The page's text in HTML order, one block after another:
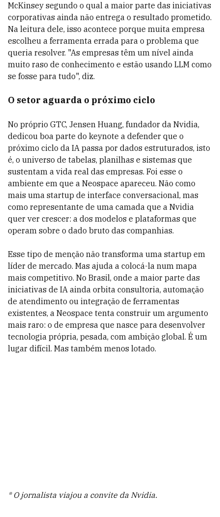
McKinsey segundo o qual a maior parte das iniciativas
corporativas ainda não entrega o resultado prometido.
Na leitura dele, isso acontece porque muita empresa
escolheu a ferramenta errada para o problema que
queria resolver. "As empresas têm um nível ainda
muito raso de conhecimento e estão usando LLM como
se fosse para tudo", diz.
O setor aguarda o próximo ciclo
No próprio GTC, Jensen Huang, fundador da Nvidia,
dedicou boa parte do keynote a defender que o
próximo ciclo da IA passa por dados estruturados, isto
é, o universo de tabelas, planilhas e sistemas que
sustentam a vida real das empresas. Foi esse o
ambiente em que a Neospace apareceu. Não como
mais uma startup de interface conversacional, mas
como representante de uma camada que a Nvidia
quer ver crescer: a dos modelos e plataformas que
operam sobre o dado bruto das companhias.
Esse tipo de menção não transforma uma startup em
líder de mercado. Mas ajuda a colocá-la num mapa
mais competitivo. No Brasil, onde a maior parte das
iniciativas de IA ainda orbita consultoria, automação
de atendimento ou integração de ferramentas
existentes, a Neospace tenta construir um argumento
mais raro: o de empresa que nasce para desenvolver
tecnologia própria, pesada, com ambição global. É um
lugar difícil. Mas também menos lotado.
* O jornalista viajou a convite da Nvidia.